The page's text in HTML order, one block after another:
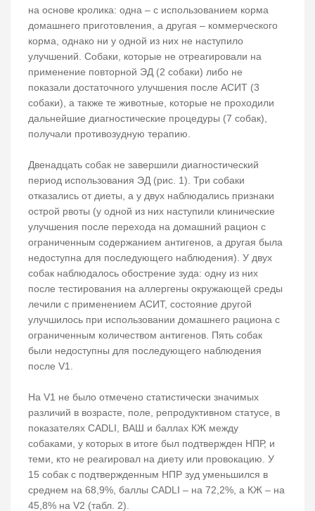
на основе кролика: одна – с использованием корма
домашнего приготовления, а другая – коммерческого
корма, однако ни у одной из них не наступило
улучшений. Собаки, которые не отреагировали на
применение повторной ЭД (2 собаки) либо не
показали достаточного улучшения после АСИТ (3
собаки), а также те животные, которые не проходили
дальнейшие диагностические процедуры (7 собак),
получали противозудную терапию.
Двенадцать собак не завершили диагностический
период использования ЭД (рис. 1). Три собаки
отказались от диеты, а у двух наблюдались признаки
острой рвоты (у одной из них наступили клинические
улучшения после перехода на домашний рацион с
ограниченным содержанием антигенов, а другая была
недоступна для последующего наблюдения). У двух
собак наблюдалось обострение зуда: одну из них
после тестирования на аллергены окружающей среды
лечили с применением АСИТ, состояние другой
улучшилось при использовании домашнего рациона с
ограниченным количеством антигенов. Пять собак
были недоступны для последующего наблюдения
после V1.
На V1 не было отмечено статистически значимых
различий в возрасте, поле, репродуктивном статусе, в
показателях CADLI, ВАШ и баллах КЖ между
собаками, у которых в итоге был подтвержден НПР, и
теми, кто не реагировал на диету или провокацию. У
15 собак с подтвержденным НПР зуд уменьшился в
среднем на 68,9%, баллы CADLI – на 72,2%, а КЖ – на
45,8% на V2 (табл. 2).